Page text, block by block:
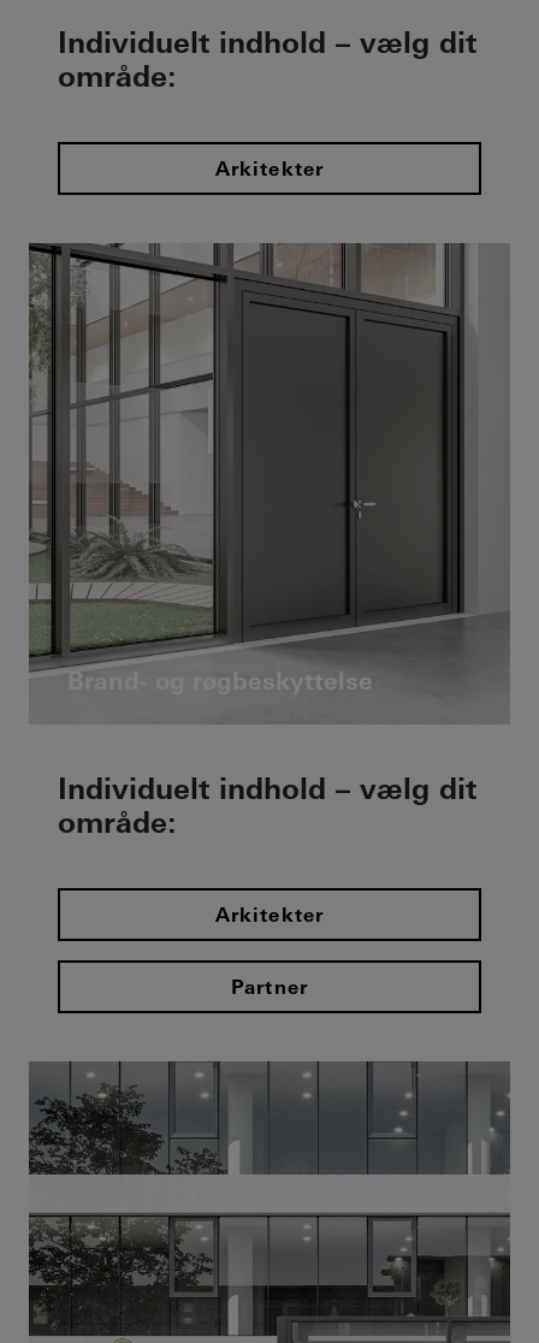
Individuelt indhold – vælg dit
område:
Arkitekter
Brand- og røgbeskyttelse
Individuelt indhold – vælg dit
område:
Arkitekter
Partner